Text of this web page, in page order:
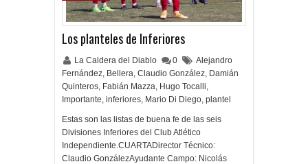
Los planteles de Inferiores
La Caldera del Diablo 0
Alejandro
Fernández, Bellera, Claudio González, Damián
Quinteros, Fabián Mazza, Hugo Tocalli,
Importante, inferiores, Mario Di Diego, plantel
Estas son las listas de buena fe de las seis
Divisiones Inferiores del Club Atlético
Independiente.CUARTADirector Técnico:
Claudio GonzálezAyudante Campo: Nicolás